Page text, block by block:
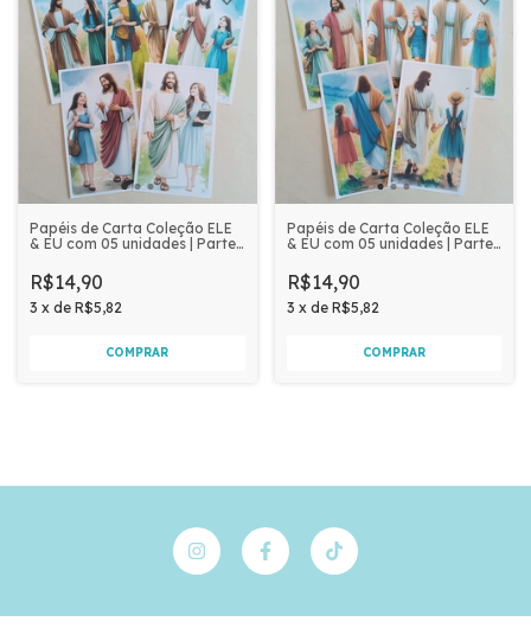
Papéis de Carta Coleção ELE
& EU com 05 unidades | Parte
R$14,90
3 x de R$5,82
Papéis de Carta Coleção ELE
& EU com 05 unidades | Parte
R$14,90
3 x de R$5,82